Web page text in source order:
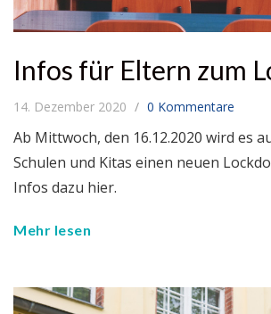
Infos für Eltern zum
14. Dezember 2020 0 Kommentare
Ab Mittwoch, den 16.12.2020 wird es
Schulen und Kitas einen neuen
Infos dazu hier.
Mehr lesen